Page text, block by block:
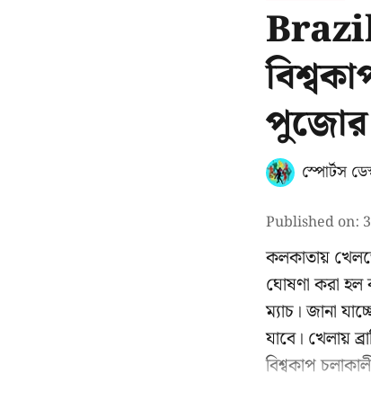
স্পোর্টস
Published on:
কলকাতায়
ঘোষণা করা হল
ম্যাচ। জানা
যাবে। খেলায়
বিশ্বকাপ